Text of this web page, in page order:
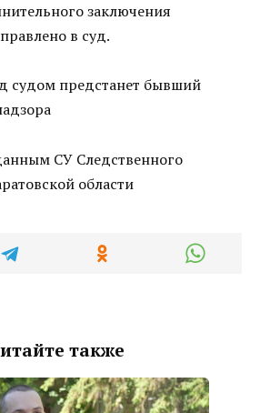
заключения
в суд.
СУ Следственного
области
также